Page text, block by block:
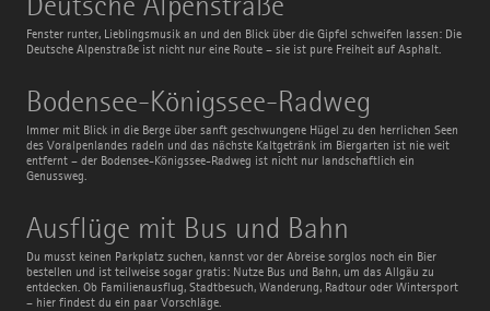
Fenster runter, Lieblingsmusik an und den Blick über die Gipfel schweifen lassen: Die
Deutsche Alpenstraße ist nicht nur eine Route – sie ist pure Freiheit auf Asphalt.
Alpenstraße
Bodensee-Königssee-Radweg
Immer mit Blick in die Berge über sanft geschwungene Hügel zu den herrlichen Seen
des Voralpenlandes radeln und das nächste Kaltgetränk im Biergarten ist nie weit
entfernt – der Bodensee-Königssee-Radweg ist nicht nur landschaftlich ein
Genussweg.
Bodensee-
Königssee-
Radweg
Ausflüge mit Bus und Bahn
Du musst keinen Parkplatz suchen, kannst vor der Abreise sorglos noch ein Bier
bestellen und ist teilweise sogar gratis: Nutze Bus und Bahn, um das Allgäu zu
entdecken. Ob Familienausflug, Stadtbesuch, Wanderung, Radtour oder Wintersport
– hier findest du ein paar Vorschläge.
Ausflüge
mit
Bus
und
Bahn